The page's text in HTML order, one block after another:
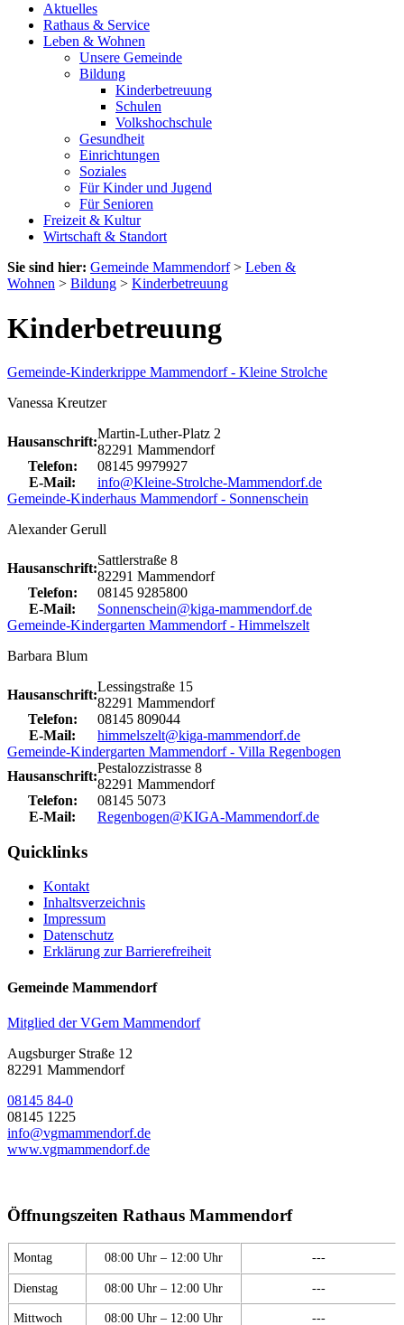
Aktuelles
Rathaus & Service
Leben & Wohnen
Unsere Gemeinde
Bildung
Kinderbetreuung
Schulen
Volkshochschule
Gesundheit
Einrichtungen
Soziales
Für Kinder und Jugend
Für Senioren
Freizeit & Kultur
Wirtschaft & Standort
Sie sind hier: Gemeinde Mammendorf> Leben &
Wohnen > Bildung > Kinderbetreuung
Kinderbetreuung
Gemeinde-Kinderkrippe Mammendorf - Kleine Strolche
Vanessa Kreutzer
Hausanschrift:
Martin-Luther-Platz 2
82291 Mammendorf
Telefon:
08145 9979927
E-Mail:
info@Kleine-Strolche-Mammendorf.de
Gemeinde-Kinderhaus Mammendorf - Sonnenschein
Alexander Gerull
Hausanschrift:
Sattlerstraße 8
82291 Mammendorf
Telefon:
08145 9285800
E-Mail:
Sonnenschein@kiga-mammendorf.de
Gemeinde-Kindergarten Mammendorf - Himmelszelt
Barbara Blum
Hausanschrift:
Lessingstraße 15
82291 Mammendorf
Telefon:
08145 809044
E-Mail:
himmelszelt@kiga-mammendorf.de
Gemeinde-Kindergarten Mammendorf - Villa Regenbogen
Hausanschrift:
Pestalozzistrasse 8
82291 Mammendorf
Telefon:
08145 5073
E-Mail:
Regenbogen@KIGA-Mammendorf.de
Quicklinks
Kontakt
Inhaltsverzeichnis
Impressum
Datenschutz
Erklärung zur Barrierefreiheit
Gemeinde Mammendorf
Mitglied der VGem Mammendorf
Augsburger Straße 12
82291 Mammendorf
08145 84-0
08145 1225
info@vgmammendorf.de
www.vgmammendorf.de
Öffnungszeiten Rathaus Mammendorf
Montag 08:00 Uhr – 12:00 Uhr ---
Dienstag 08:00 Uhr – 12:00 Uhr ---
Mittwoch 08:00 Uhr – 12:00 Uhr ---